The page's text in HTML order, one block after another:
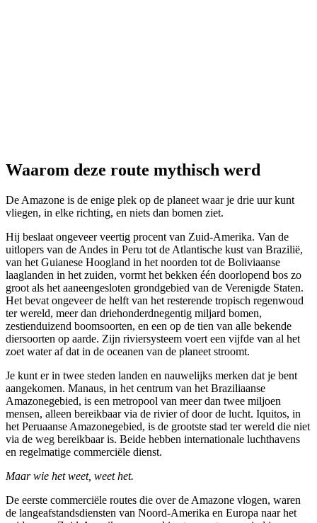
Waarom deze route mythisch werd
De Amazone is de enige plek op de planeet waar je drie uur kunt
vliegen, in elke richting, en niets dan bomen ziet.
Hij beslaat ongeveer veertig procent van Zuid-Amerika. Van de
uitlopers van de Andes in Peru tot de Atlantische kust van Brazilië,
van het Guianese Hoogland in het noorden tot de Boliviaanse
laaglanden in het zuiden, vormt het bekken één doorlopend bos zo
groot als het aaneengesloten grondgebied van de Verenigde Staten.
Het bevat ongeveer de helft van het resterende tropisch regenwoud
ter wereld, meer dan driehonderdnegentig miljard bomen,
zestienduizend boomsoorten, en een op de tien van alle bekende
diersoorten op aarde. Zijn riviersysteem voert een vijfde van al het
zoet water af dat in de oceanen van de planeet stroomt.
Je kunt er in twee steden landen en nauwelijks merken dat je bent
aangekomen. Manaus, in het centrum van het Braziliaanse
Amazonegebied, is een metropool van meer dan twee miljoen
mensen, alleen bereikbaar via de rivier of door de lucht. Iquitos, in
het Peruaanse Amazonegebied, is de grootste stad ter wereld die niet
via de weg bereikbaar is. Beide hebben internationale luchthavens
en regelmatige commerciële dienst.
Maar wie het weet, weet het.
De eerste commerciële routes die over de Amazone vlogen, waren
de langeafstandsdiensten van Noord-Amerika en Europa naar het